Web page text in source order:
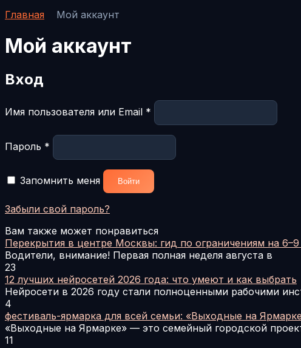
Главная
Мой аккаунт
Мой аккаунт
Вход
Имя пользователя или Email * Обязательно
Пароль * Обязательно
Запомнить меня Войти
Забыли свой пароль?
Вам также может понравиться
Перекрытия в центре Москвы: гид по ограничениям на 6–9
Водители, внимание! Первая полная неделя августа в
23
12 лучших нейросетей 2026 года: что умеют и как выбрать
Нейросети в 2026 году стали полноценными рабочими
4
фестиваль-ярмарка для всей семьи: «Выходные на
«Выходные на Ярмарке» — это семейный городской
11